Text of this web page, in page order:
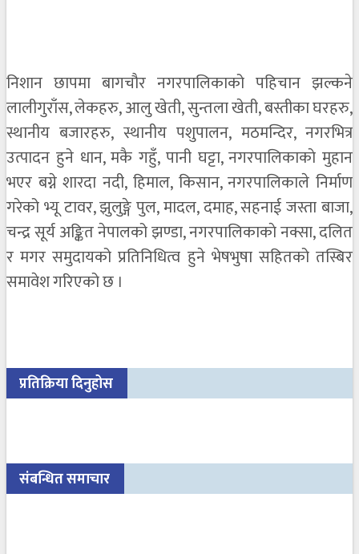
निशान छापमा बागचौर नगरपालिकाको पहिचान झल्कने
लालीगुराँस, लेकहरु, आलु खेती, सुन्तला खेती, बस्तीका घरहरु,
स्थानीय बजारहरु, स्थानीय पशुपालन, मठमन्दिर, नगरभित्र
उत्पादन हुने धान, मकै गहुँ, पानी घट्टा, नगरपालिकाकाे मुहान
भएर बग्ने शारदा नदी, हिमाल, किसान, नगरपालिकाले निर्माण
गरेको भ्यू टावर, झुलुङ्गे पुल, मादल, दमाह, सहनाई जस्ता बाजा,
चन्द्र सूर्य अङ्कित नेपालको झण्डा, नगरपालिकाकाे नक्सा, दलित
र मगर समुदायको प्रतिनिधित्व हुने भेषभुषा सहितको तस्बिर
समावेश गरिएको छ ।
प्रतिक्रिया दिनुहोस
संबन्धित समाचार